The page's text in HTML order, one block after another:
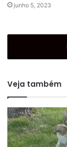
junho 5, 2023
Veja também